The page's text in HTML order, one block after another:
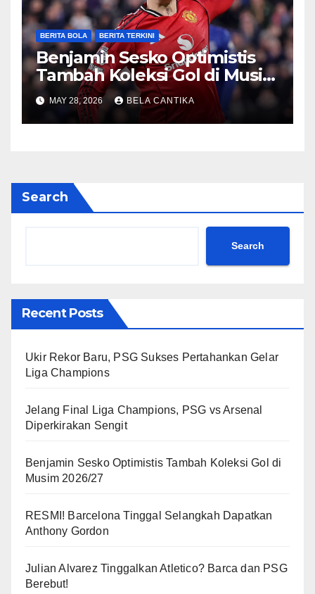
BERITA BOLA BERITA TERKINI
Benjamin Sesko Optimistis
Tambah Koleksi Gol di Musim
2026/27
MAY 28, 2026 BELA CANTIKA
Search
Search
Recent Posts
Ukir Rekor Baru, PSG Sukses Pertahankan Gelar
Liga Champions
Jelang Final Liga Champions, PSG vs Arsenal
Diperkirakan Sengit
Benjamin Sesko Optimistis Tambah Koleksi Gol di
Musim 2026/27
RESMI! Barcelona Tinggal Selangkah Dapatkan
Anthony Gordon
Julian Alvarez Tinggalkan Atletico? Barca dan PSG
Berebut!